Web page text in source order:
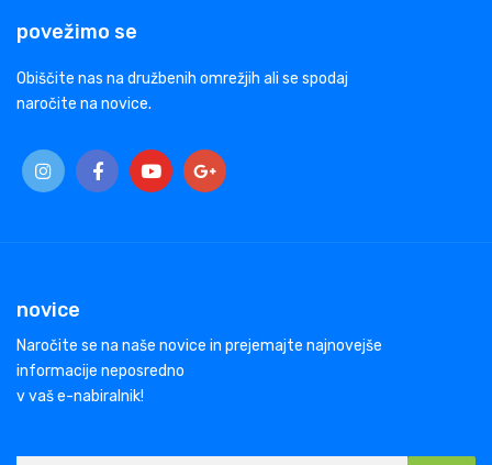
povežimo se
Obiščite nas na družbenih omrežjih ali se spodaj
naročite na novice.
novice
Naročite se na naše novice in prejemajte najnovejše
informacije neposredno
v vaš e-nabiralnik!